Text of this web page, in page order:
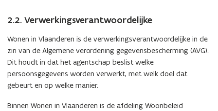
2.2. Verwerkingsverantwoordelijke
Wonen in Vlaanderen is de verwerkingsverantwoordelijke in de
zin van de Algemene verordening gegevensbescherming (AVG).
Dit houdt in dat het agentschap beslist welke
persoonsgegevens worden verwerkt, met welk doel dat
gebeurt en op welke manier.
Binnen Wonen in Vlaanderen is de afdeling Woonbeleid